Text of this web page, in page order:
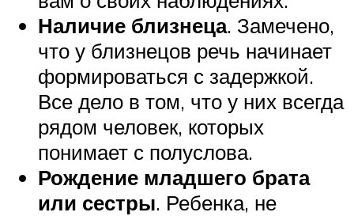
Наличие близнеца. Замечено,
что у близнецов речь начинает
формироваться с задержкой.
Все дело в том, что у них всегда
рядом человек, которых
понимает с полуслова.
Рождение младшего брата
или сестры. Ребенка, не